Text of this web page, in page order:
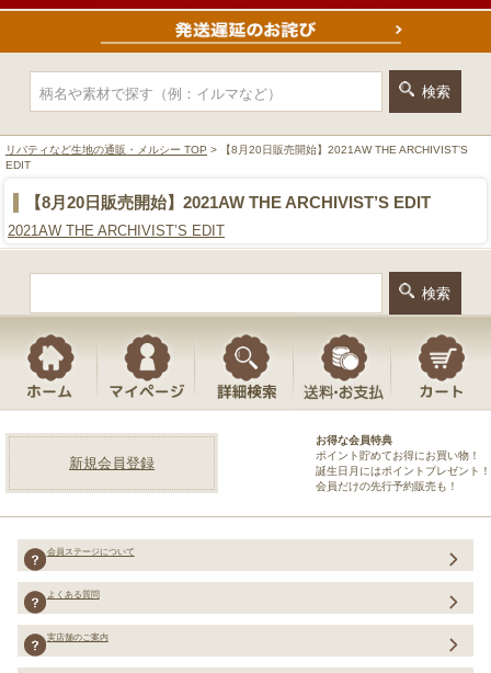
リバティなど生地の通販・メルシー TOP > 【8月20日販売開始】2021AW THE ARCHIVIST’S
EDIT
【8月20日販売開始】2021AW THE ARCHIVIST’S EDIT
2021AW THE ARCHIVIST’S EDIT
新規会員登録
お得な会員特典
ポイント貯めてお得にお買い物！
誕生日月にはポイントプレゼント！
会員だけの先行予約販売も！
会員ステージについて
よくある質問
実店舗のご案内